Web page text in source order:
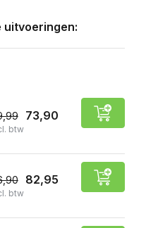
uitvoeringen:
73,90
btw
82,95
btw